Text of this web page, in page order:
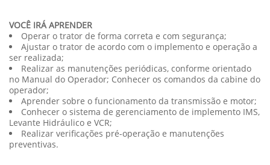
VOCÊ IRÁ APRENDER
Operar o trator de forma correta e com segurança;
Ajustar o trator de acordo com o implemento e operação a
ser realizada;
Realizar as manutenções periódicas, conforme orientado
no Manual do Operador; Conhecer os comandos da cabine do
operador;
Aprender sobre o funcionamento da transmissão e motor;
Conhecer o sistema de gerenciamento de implemento IMS,
Levante Hidráulico e VCR;
Realizar verificações pré-operação e manutenções
preventivas.